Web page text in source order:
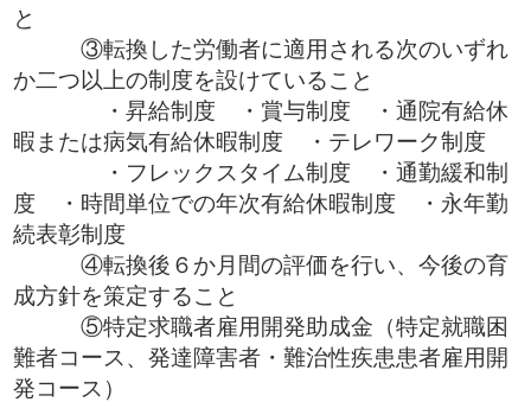
と
③転換した労働者に適用される次のいずれ
か二つ以上の制度を設けていること
・昇給制度 ・賞与制度 ・通院有給休
暇または病気有給休暇制度 ・テレワーク制度
・フレックスタイム制度 ・通勤緩和制
度 ・時間単位での年次有給休暇制度 ・永年勤
続表彰制度
④転換後６か月間の評価を行い、今後の育
成方針を策定すること
⑤特定求職者雇用開発助成金（特定就職困
難者コース、発達障害者・難治性疾患患者雇用開
発コース）